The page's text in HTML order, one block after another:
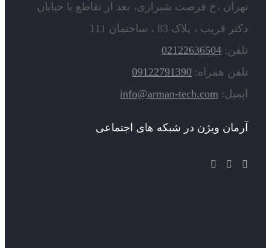
تهران ،خ فرصت شیرازی، بعد از تقاطع با خیابان
دکتر قریب ، پلاک 83 ، ساختمان 111
تلفن: 02122636504
تلفن همراه: 09122791390
ایمیل: info@arman-tech.com
آرمان ویژن در شبکه های اجتماعی